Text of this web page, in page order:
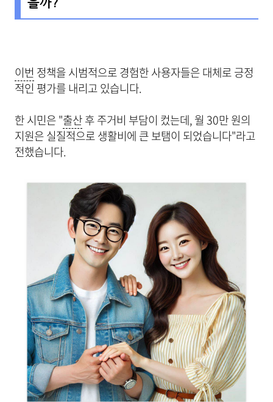
이번 정책을 시범적으로 경험한 사용자들은 대체로 긍정
적인 평가를 내리고 있습니다.
한 시민은 "출산후 주거비 부담이 컸는데, 월 30만 원의
지원은 실질적으로 생활비에 큰 보탬이 되었습니다"라고
전했습니다.